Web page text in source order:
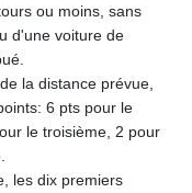
ou moins, sans
d'une voiture de
la distance prévue,
6 pts pour le
le troisième, 2 pour
les dix premiers